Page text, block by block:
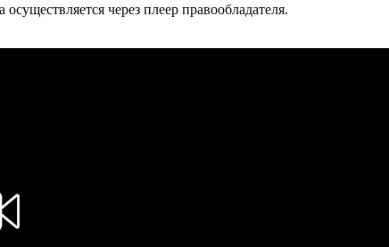
че­рез пле­ер пра­во­об­ла­да­те­ля.